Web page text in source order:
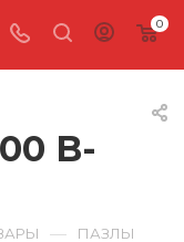
0
B-
— ПАЗЛЫ